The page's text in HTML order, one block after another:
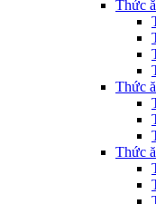
Thức
Thức
Thức